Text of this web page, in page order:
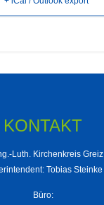
KONTAKT
Luth. Kirchenkreis Greiz
Tobias Steinke
Büro: